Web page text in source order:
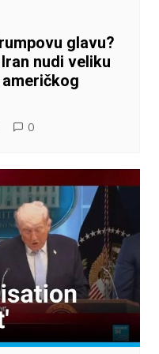
glavu?
nudi veliku
0